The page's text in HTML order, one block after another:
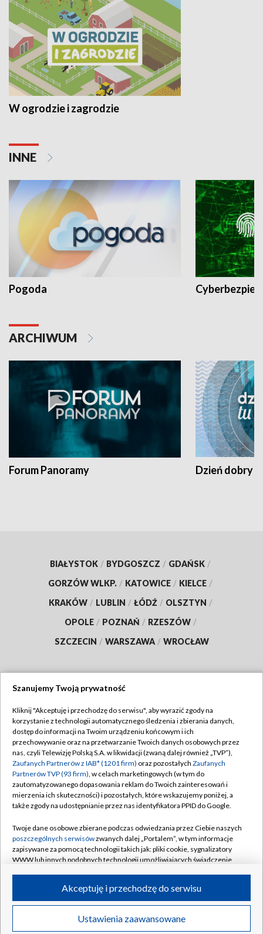
W ogrodzie i zagrodzie
INNE
Pogoda
ARCHIWUM
Forum Panoramy Dzień dobry
BIAŁYSTOK / BYDGOSZCZ / GDAŃSK /
GORZÓW WLKP. / KATOWICE / KIELCE /
KRAKÓW / LUBLIN / ŁÓDŹ / OLSZTYN /
OPOLE / POZNAŃ / RZESZÓW /
SZCZECIN / WARSZAWA / WROCŁAW
TVP
Abonament TVP
Emisja w TVP
Centrum informacji TVP
Naziemna Telewizja Cyfrowa
Rada Programowa
System NOS
Informacje o nadawcy
Program dla prasy
Ogłoszenie przetargowe
Regulamin TVP
Polityka prywatności
Moje zgody
Pomoc
Kontakt
Kanały
©2026 Telewizja Polska S.A. w likwidacji
Szanujemy Twoją prywatność
Kliknij "Akceptuję i przechodzę do serwisu", aby wyrazić zgody na
korzystanie z technologii automatycznego śledzenia i zbierania danych,
dostęp do informacji na Twoim urządzeniu końcowym i ich
przechowywanie oraz na przetwarzanie Twoich danych osobowych przez
nas, czyli Telewizję Polską S.A. w likwidacji (zwaną dalej również „TVP”),
Zaufanych Partnerów z IAB* (1201 firm) oraz pozostałych Zaufanych
Partnerów TVP (93 firm), w celach marketingowych (w tym do
zautomatyzowanego dopasowania reklam do Twoich zainteresowań i
mierzenia ich skuteczności) i pozostałych, które wskazujemy poniżej, a
także zgody na udostępnianie przez nas identyfikatora PPID do Google.
Twoje dane osobowe zbierane podczas odwiedzania przez Ciebie naszych
poszczególnych serwisówzwanych dalej „Portalem”, w tym informacje
zapisywane za pomocą technologii takich jak: pliki cookie, sygnalizatory
WWW lub innych podobnych technologii umożliwiających świadczenie
ruchu w Internecie.
Twoje dane osobowe zbierane podczas odwiedzania przez Ciebie
poszczególnych serwisówna Portalu, takie jak adresy IP, identyfikatory
Ustawienia zaawansowane
Akceptuję i przechodzę do serwisu